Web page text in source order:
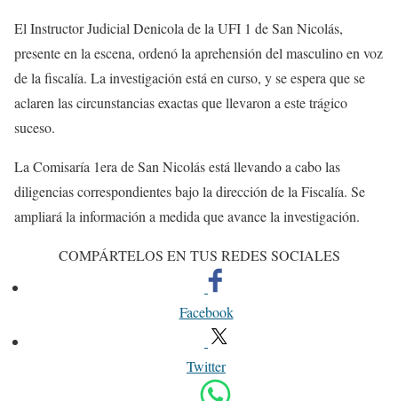
El Instructor Judicial Denicola de la UFI 1 de San Nicolás,
presente en la escena, ordenó la aprehensión del masculino en voz
de la fiscalía. La investigación está en curso, y se espera que se
aclaren las circunstancias exactas que llevaron a este trágico
suceso.
La Comisaría 1era de San Nicolás está llevando a cabo las
diligencias correspondientes bajo la dirección de la Fiscalía. Se
ampliará la información a medida que avance la investigación.
COMPÁRTELOS EN TUS REDES SOCIALES
Facebook
Twitter